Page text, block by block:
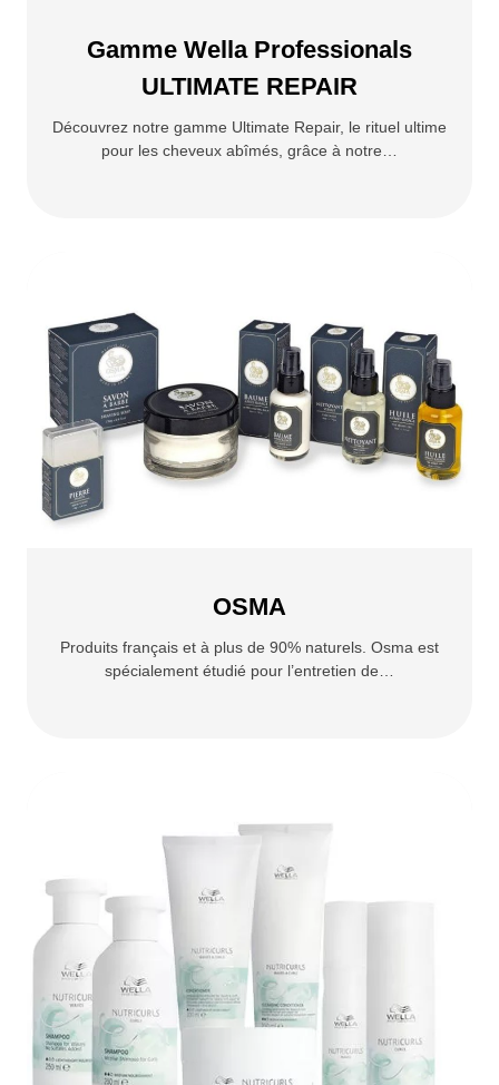
Gamme Wella Professionals
ULTIMATE REPAIR
Découvrez notre gamme Ultimate Repair, le rituel ultime
pour les cheveux abîmés, grâce à notre…
OSMA
Produits français et à plus de 90% naturels. Osma est
spécialement étudié pour l’entretien de…